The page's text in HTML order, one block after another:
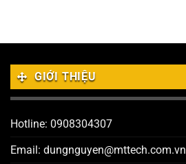
GIỚI THIỆU
Hotline: 0908304307
Email: dungnguyen@mttech.com.vn